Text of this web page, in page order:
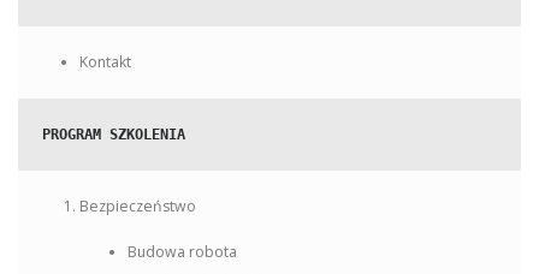
Kontakt
PROGRAM SZKOLENIA
Bezpieczeństwo
Budowa robota